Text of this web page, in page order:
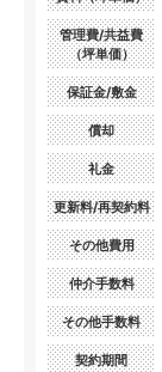
管理費/共益費
（坪単価）
保証金/敷金
償却
礼金
更新料/再契約料
その他費用
仲介手数料
その他手数料
契約期間